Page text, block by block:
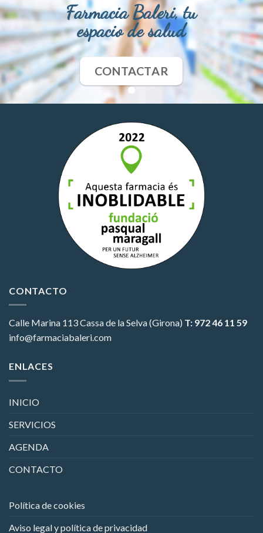
Farmacia Baleri, tu
espacio de salud
CONTACTAR
CONTACTO
Calle Marina 113Cassa de la Selva (Girona) T: 972 46 11 59
info@farmaciabaleri.com
ENLACES
INICIO
SERVICIOS
AGENDA
CONTACTO
Política de cookies
Aviso legal y política de privacidad